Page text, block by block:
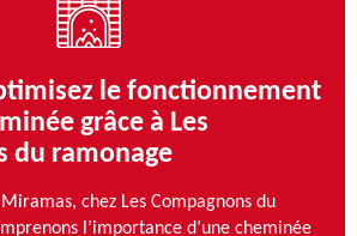
le fonctionnement
grâce à Les
du ramonage
chez Les Compagnons du
l’importance d’une cheminée